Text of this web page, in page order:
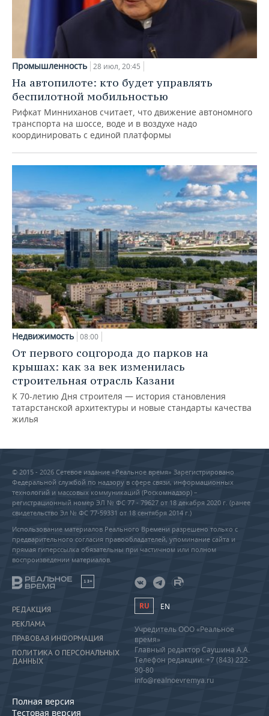
Промышленность 28 июл, 20:45
На автопилоте: кто будет управлять
беспилотной мобильностью
Рифкат Минниханов считает, что движение автономного
транспорта на шоссе, воде и в воздухе надо
координировать с единой платформы
Недвижимость 08:00
От первого соцгорода до парков на
крышах: как за век изменилась
строительная отрасль Казани
К 70-летию Дня строителя — история становления
татарстанской архитектуры и новые стандарты качества
жилья
© 2015 - 2026 Сетевое издание «Реальное время» Зарегистрировано
Федеральной службой по надзору в сфере связи, информационных
технологий и массовых коммуникаций (Роскомнадзор) –
регистрационный номер ЭЛ № ФС 77 - 79627 от 18 декабря 2020 г. (ранее
свидетельство Эл № ФС 77-59331 от 18 сентября 2014 г.)
Использование материалов Реального Времени разрешено только с
предварительного согласия правообладателей, упоминание сайта и
прямая гиперссылка обязательны при частичном или полном
воспроизведении материалов.
18+
РЕДАКЦИЯ
РЕКЛАМА
ПРАВОВАЯ ИНФОРМАЦИЯ
ПОЛИТИКА О ПЕРСОНАЛЬНЫХ
ДАННЫХ
Полная версия
Тестовая версия
RU EN
Учредитель ООО «Реальное
время»
Главный редактор Саушина А.А.
Телефон редакции: +7 (843) 222-
90-80
info@realnoevremya.ru